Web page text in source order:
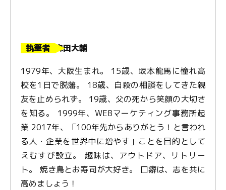
執筆者 森田大輔
1979年、大阪生まれ。 15歳、坂本龍馬に憧れ高
校を1日で脱藩。 18歳、自殺の相談をしてきた親
友を止められず。 19歳、父の死から笑顔の大切さ
を知る。 1999年、WEBマーケティング事務所起
業 2017年、「100年先からありがとう！と言われ
る人・企業を世界中に増やす」ことを目的として
えむすび設立。 趣味は、アウトドア、リトリー
ト。 焼き鳥とお寿司が大好き。 口癖は、志を共に
高めましょう！